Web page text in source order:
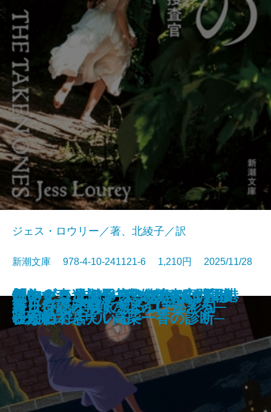
アルネの事件簿─Strange life─
離婚弁護士 松岡紬
僕の人生には事件が起きない
春画で見るお江戸風俗考
「おかえり」と言える、その日ま
で─山岳遭難捜索の現場から─
僕の女を探しているんだ
かれが最後に書いた本
食いしん坊発明家
サンセット・パーク
怪物の森─未解決事件捜査官ヴァ
ン・リード─
ジェス・ロウリー／著、北綾子／訳
新潮文庫 978-4-10-241121-6 1,210円 2025/11/28
終止符には早すぎる
コンビニ兄弟5─テンダネス門司港
こがね村店─
このクリニックはつぶれます！2
─医療コンサル高柴一香の診断─
新しい花が咲く─ぼんぼん彩句─
創作する遺伝子─僕の体の70％は
映画でできている─
ループ・オブ・ザ・コード
想いをつなぐメス─俺たちは神じ
ゃない3─
ガリンペイロ
ほおずき、きゅっ─みとや・お瑛
仕入帖─
好日日記─季節のように生きる─